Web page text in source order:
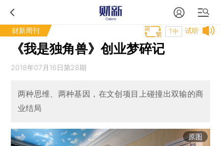
财新周刊 试听
T中
《我是独角兽》创业梦碎记
2018年07月16日第28期
两种思维、两种基因，在文创项目上碰撞出双输的商
业结局
原图